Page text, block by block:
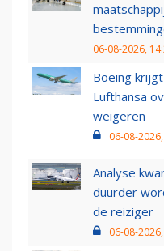
06-08-2026,
Boeing
Lufthansa
weigeren
06-08-
Analyse
duurder
de reiziger
06-08-